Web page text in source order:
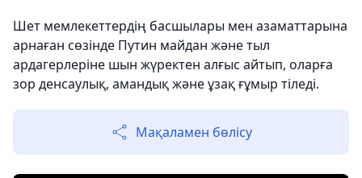
Шет мемлекеттердің басшылары мен азаматтарына
арнаған сөзінде Путин майдан және тыл
ардагерлеріне шын жүректен алғыс айтып, оларға
зор денсаулық, амандық және ұзақ ғұмыр тіледі.
Мақаламен бөлісу